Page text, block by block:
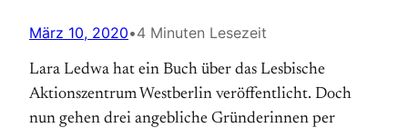
März 10, 2020•4 Minuten Lesezeit
Lara Ledwa hat ein Buch über das Lesbische
Aktionszentrum Westberlin veröffentlicht. Doch
nun gehen drei angebliche Gründerinnen per